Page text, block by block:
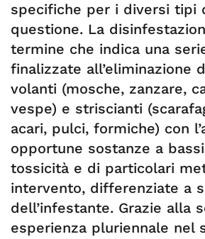
specifiche per i diversi tipi
questione. La
termine che indica una
finalizzate all’eliminazione
volanti (mosche, zanzare,
vespe) e striscianti
acari, pulci, formiche) con
opportune sostanze a
tossicità e di particolari
intervento, differenziate a
dell’infestante. Grazie alla
esperienza pluriennale nel